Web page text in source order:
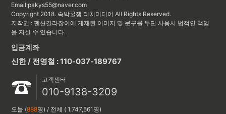
Email:pakys55@naver.com
Copyright 2018. 숙박꿀잼 리치미디어 All Rights Reserved.
저작권 : 펜션길라잡이에 게재된 이미지 및 문구를 무단 사용시 법적인 책임
을 지실 수 있습니다.
입금계좌
신한 / 전영철 : 110-037-189767
고객센터
010-9138-3209
오늘 (888명) / 전체 ( 1,747,561명)